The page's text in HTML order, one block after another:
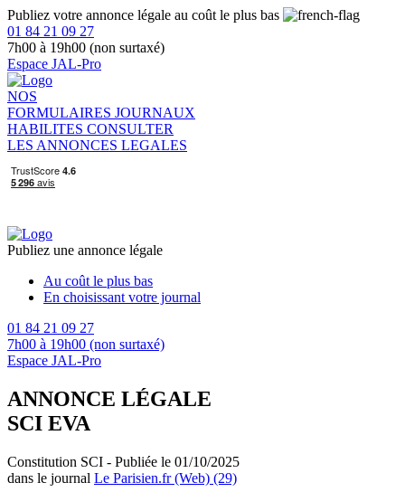
Publiez votre annonce légale au coût le plus bas
01 84 21 09 27
7h00 à 19h00 (non surtaxé)
Espace JAL-Pro
NOS
FORMULAIRES JOURNAUX
HABILITES CONSULTER
LES ANNONCES LEGALES
Publiez une annonce légale
Au coût le plus bas
En choisissant votre journal
01 84 21 09 27
7h00 à 19h00 (non surtaxé)
Espace JAL-Pro
ANNONCE LÉGALE
SCI EVA
Constitution SCI - Publiée le 01/10/2025
dans le journal Le Parisien.fr (Web) (29)